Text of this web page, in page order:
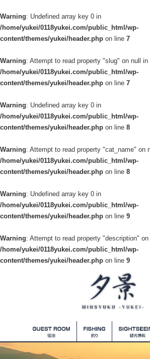
Warning: Undefined array key 0 in
/home/yukei/0118yukei.com/public_html/wp-
content/themes/yukei/header.php on line 7
Warning: Attempt to read property "slug" on null in
/home/yukei/0118yukei.com/public_html/wp-
content/themes/yukei/header.php on line 7
Warning: Undefined array key 0 in
/home/yukei/0118yukei.com/public_html/wp-
content/themes/yukei/header.php on line 8
Warning: Attempt to read property "cat_name" on
/home/yukei/0118yukei.com/public_html/wp-
content/themes/yukei/header.php on line 8
Warning: Undefined array key 0 in
/home/yukei/0118yukei.com/public_html/wp-
content/themes/yukei/header.php on line 9
Warning: Attempt to read property "description"
/home/yukei/0118yukei.com/public_html/wp-
content/themes/yukei/header.php on line 9